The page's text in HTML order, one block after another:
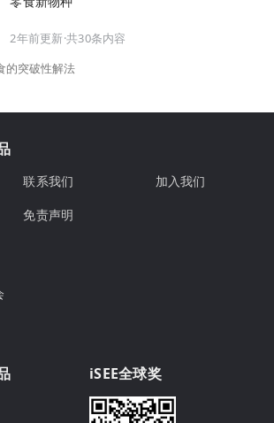
2年前更新·共30条内容
的突破性解法
联系我们
加入我们
免责声明
iSEE全球奖